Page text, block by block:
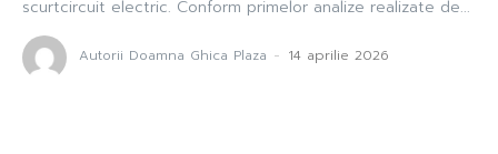
scurtcircuit electric. Conform primelor analize realizate de...
Autorii Doamna Ghica Plaza - 14 aprilie 2026